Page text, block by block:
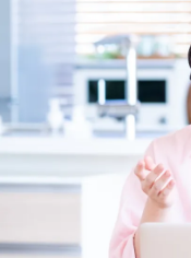
Lesson 37
there＋助動詞＋be
英語の文でよく使
使い方を理解する
けることができま
Lesson 38
複数の形容詞を使っ
「可愛らしい小さ
ツ」のように、２